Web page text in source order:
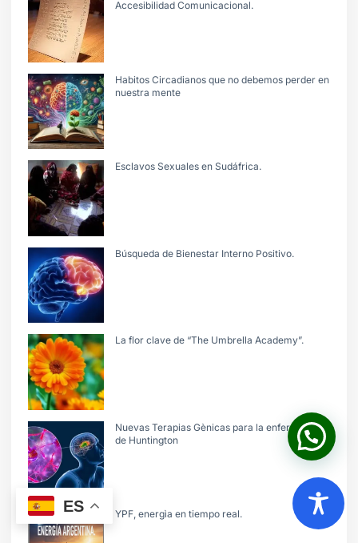
Accesibilidad Comunicacional.
Habitos Circadianos que no debemos perder en
nuestra mente
Esclavos Sexuales en Sudáfrica.
Búsqueda de Bienestar Interno Positivo.
La flor clave de “The Umbrella Academy”.
Nuevas Terapias Gènicas para la enfermedad
de Huntington
YPF, energìa en tiempo real.
ES